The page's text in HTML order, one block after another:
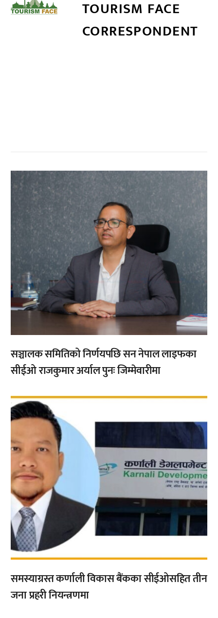
TOURISM FACE
CORRESPONDENT
सञ्चालक समितिको निर्णयपछि सन नेपाल लाइफका
सीईओ राजकुमार अर्याल पुनः जिम्मेवारीमा
,
समस्याग्रस्त कर्णाली विकास बैंकका सीईओसहित तीन
जना प्रहरी नियन्त्रणमा